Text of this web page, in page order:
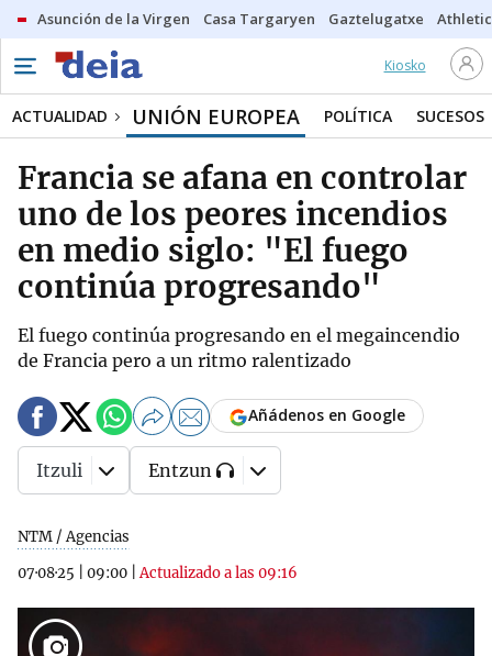
Asunción de la Virgen Casa Targaryen Gaztelugatxe Athletic
Kiosko
ACTUALIDAD UNIÓN EUROPEA POLÍTICA SUCESOS
Francia se afana en controlar
uno de los peores incendios
en medio siglo: "El fuego
continúa progresando"
El fuego continúa progresando en el megaincendio
de Francia pero a un ritmo ralentizado
NTM / Agencias
07·08·25
09:00 |Actualizado a las 09:16
Añádenos en Google
Itzuli Entzun